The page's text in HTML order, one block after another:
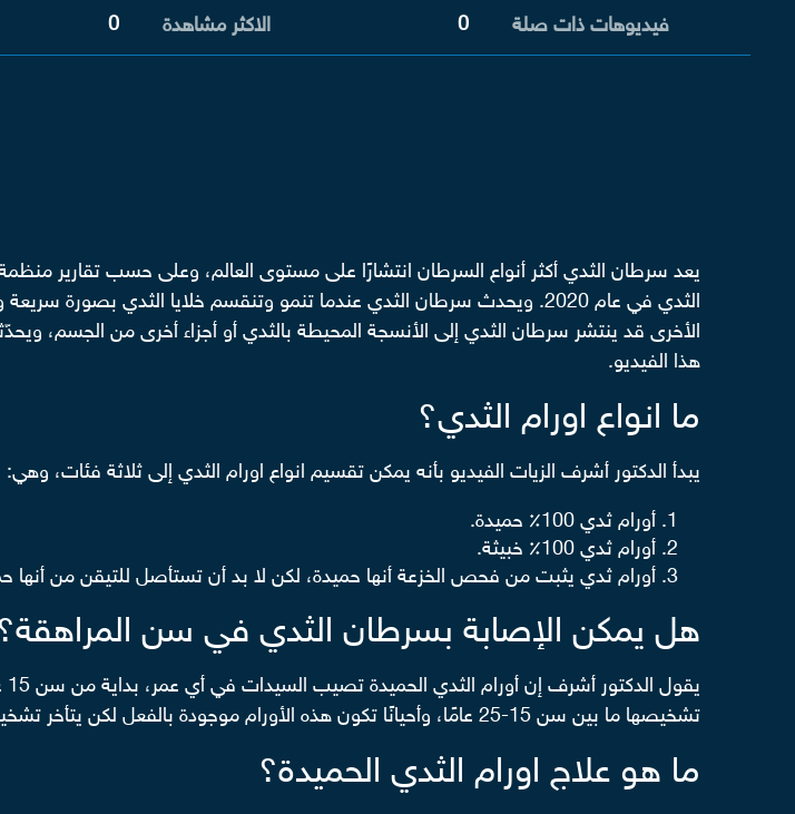
فيديوهات ذات صلة 0 الاكثر مشاهدة 0
الثدي في عام 2020. ويحدث سرطان الثدي عندما تنمو وتنقسم خلايا الثدي
الأخرى قد ينتشر سرطان الثدي إلى الأنسجة المحيطة بالثدي أو أجزاء أخرى من الجسم،
هذا الفيديو.
ما انواع اورام الثدي؟
يبدأ الدكتور أشرف الزيات الفيديو بأنه يمكن تقسيم انواع اورام الثدي إلى ثلاثة فئات، وهي:
أورام ثدي 100٪ حميدة.
أورام ثدي 100٪ خبيثة.
أورام ثدي يثبت من فحص الخزعة أنها حميدة، لكن لا بد أن تستأصل للتيقن من أنها
هل يمكن الإصابة بسرطان الثدي في سن
تشخيصها ما بين سن 15-25 عامًا، وأحيانًا تكون هذه الأورام موجودة بالفعل لكن يتأخر تشخيصها لما بعد سن الأربعين أو أكثر، عندما تجري السيدة أشعة الماموجرام.
ما هو علاج اورام الثدي الحميدة؟